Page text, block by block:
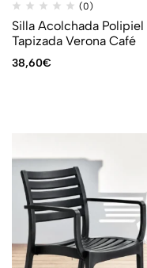
(0)
Silla Acolchada Polipiel
Tapizada Verona Café
38,60€